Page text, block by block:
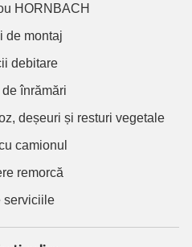
HORNBACH
de montaj
debitare
înrămări
deșeuri și resturi vegetale
camionul
remorcă
serviciile